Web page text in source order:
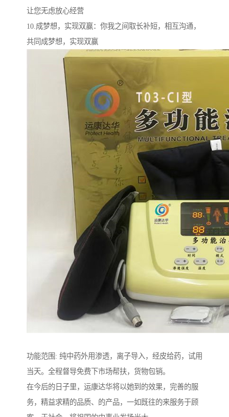
让您无虑放心经营
10.成梦想，实现双赢：你我之间取长补短，相互沟通，
共同成梦想，实现双赢
功能范围: 纯中药外用渗透，离子导入，经皮给药，试用
当天。全程督导免费下市场帮扶，货物包销。
在今后的日子里，运康达华将以她到的效果，完善的服
务，精益求精的品质、的产品，一如既往的来服务于顾